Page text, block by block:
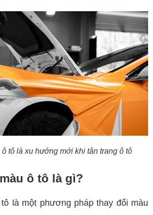
tô là xu hướng mới khi tân trang ô tô
ô tô là gì?
là một phương pháp thay đổi màu